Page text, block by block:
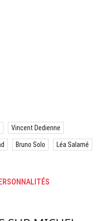
Vincent Dedienne
Bruno Solo Léa Salamé